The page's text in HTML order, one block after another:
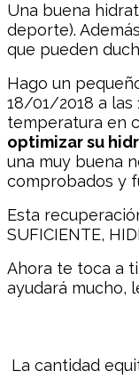
Una buena
deporte).
que pueden
Hago un
18/01/2018 a las
temperatura en
optimizar su
una muy buena
comprobados y
Esta
SUFICIENTE,
Ahora te toca a
ayudará mucho,
La cantidad